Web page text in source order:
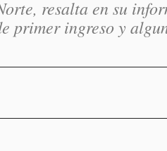
resalta en su
primer ingreso y